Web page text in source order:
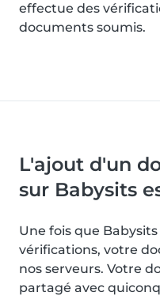
effectue des
documents soumis.
L'ajout d'un
sur Babysits
Une fois que
vérifications, votre
nos serveurs. Votre
partagé avec